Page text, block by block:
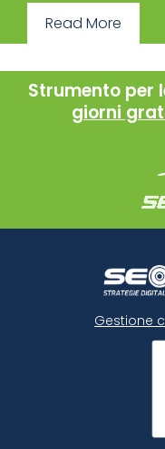
Read More
Strumento per
giorni
Gestione